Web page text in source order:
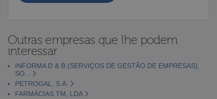
Outras empresas que lhe podem
interessar
INFORMA D & B (SERVIÇOS DE GESTÃO DE EMPRESAS),
SO...
PETROGAL, S.A.
FARMÁCIAS TM, LDA